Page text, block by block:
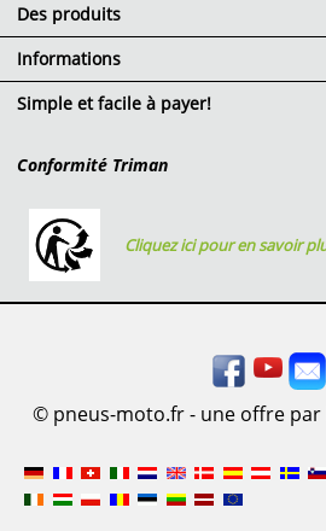
Des produits
Informations
Inscription partenaire de
Simple et facile à payer!
Conformité Triman
Cliquez ici pour en savoir
© pneus-moto.fr - une offre par